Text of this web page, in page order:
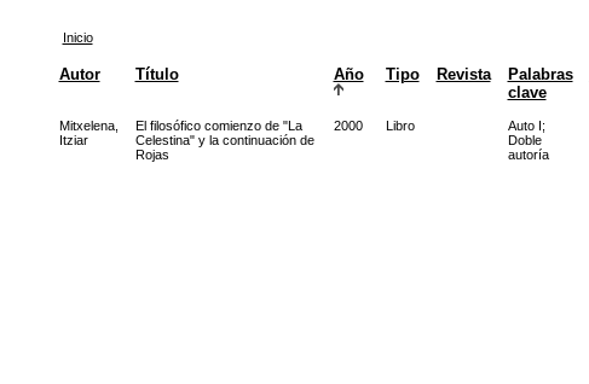
Inicio
Autor Título Año Tipo Revista
Palabras
clave
Mitxelena,
Itziar
El filosófico comienzo de "La
Celestina" y la continuación de
Rojas
2000 Libro Auto I;
Doble
autoría